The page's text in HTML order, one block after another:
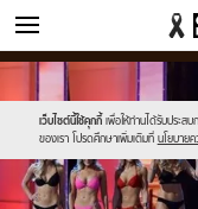
ข่าว
เว็บไซต์นี้ใช้คุกกี้ เพื่อให้ท่านได้รับประส
ของเรา โปรดศึกษาเพิ่มเติมที่ นโยบาย
Sanook
//s.isanook.com/sr/0/
new-
sanook.png
600
//s.isanook.com/ns/0/ud/